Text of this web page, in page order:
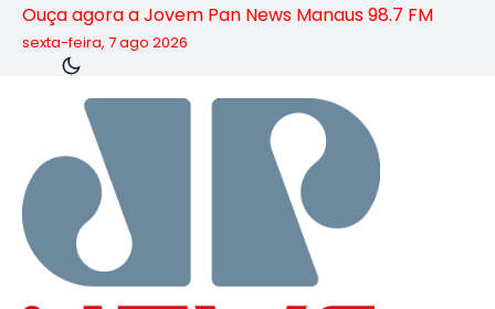
Ouça agora a Jovem Pan News Manaus 98.7 FM
sexta-feira, 7 ago 2026